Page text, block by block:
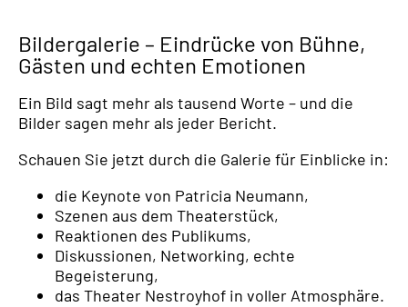
Bildergalerie – Eindrücke von Bühne,
Gästen und echten Emotionen
Ein Bild sagt mehr als tausend Worte – und die
Bilder sagen mehr als jeder Bericht.
Schauen Sie jetzt durch die Galerie für Einblicke in:
die Keynote von Patricia Neumann,
Szenen aus dem Theaterstück,
Reaktionen des Publikums,
Diskussionen, Networking, echte
Begeisterung,
das Theater Nestroyhof in voller Atmosphäre.